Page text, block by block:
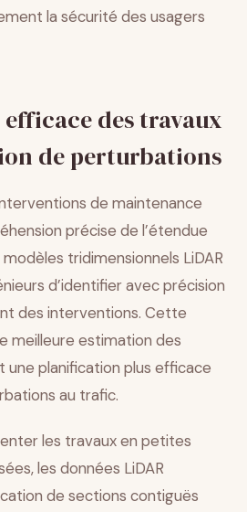
la sécurité des usagers
des travaux
de perturbations
de maintenance
précise de l’étendue
tridimensionnels LiDAR
d’identifier avec précision
des interventions. Cette
meilleure estimation des
une planification plus efficace
au trafic.
les travaux en petites
les données LiDAR
de sections contiguës